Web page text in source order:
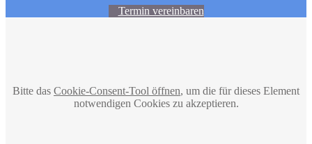
Termin vereinbaren
Bitte das Cookie-Consent-Tool öffnen, um die für dieses Element
notwendigen Cookies zu akzeptieren.